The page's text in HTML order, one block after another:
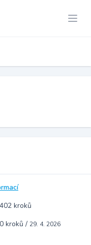
kroků
kroků / 29. 4. 2026